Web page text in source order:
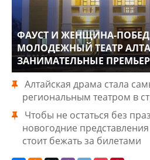
ФАУСТ И ЖЕНЩИНА-
МОЛОДЕЖНЫЙ ТЕАТР
ЗАНИМАТЕЛЬНЫЕ
Алтайская драма стала
региональным театром в
Чтобы не остаться без
новогодние
стоит бежать за билетами